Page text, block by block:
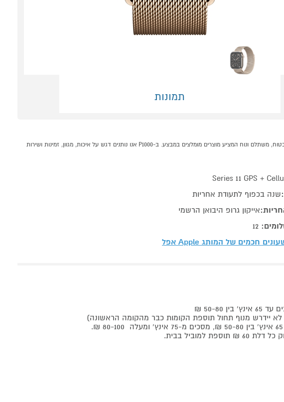
תמונות
שעון Apple 11 Cell 46mm Gold.Titan + Go.M.Loop M/L קונים אונליין בקטגוריית שעונים חכמים במחלקת שעונים חכמים בP1000 - אתר קניות ישראלי בטוח, משתלם ונוח המציע מוצרים מומלצים במבצע. ב-P1000 אנו נותנים דגש על איכות, מגוון, זמינות ושירות
Series 11 GPS +
שנה בכפוף לתעודת אחריות
אייקון גרופ היבואן הרשמי
12
חכמים של המותג Apple אפל
בבית.